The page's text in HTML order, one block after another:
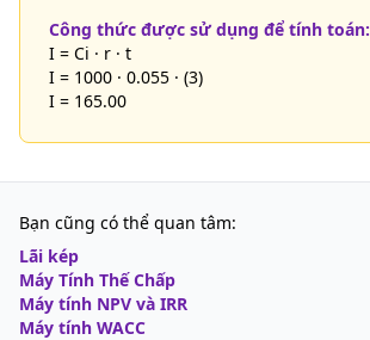
Công thức được sử dụng để tính toán:
I = Ci · r · t
I = 1000 · 0.055 · (3)
I = 165.00
Bạn cũng có thể quan tâm:
Lãi kép
Máy Tính Thế Chấp
Máy tính NPV và IRR
Máy tính WACC